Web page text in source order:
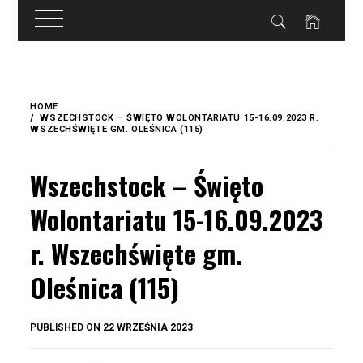
treści
content
HOME
WSZECHSTOCK – ŚWIĘTO WOLONTARIATU 15-16.09.2023 R.
WSZECHŚWIĘTE GM. OLEŚNICA (115)
Wszechstock – Święto
Wolontariatu 15-16.09.2023
r. Wszechświęte gm.
Oleśnica (115)
PUBLISHED ON 22 WRZEŚNIA 2023